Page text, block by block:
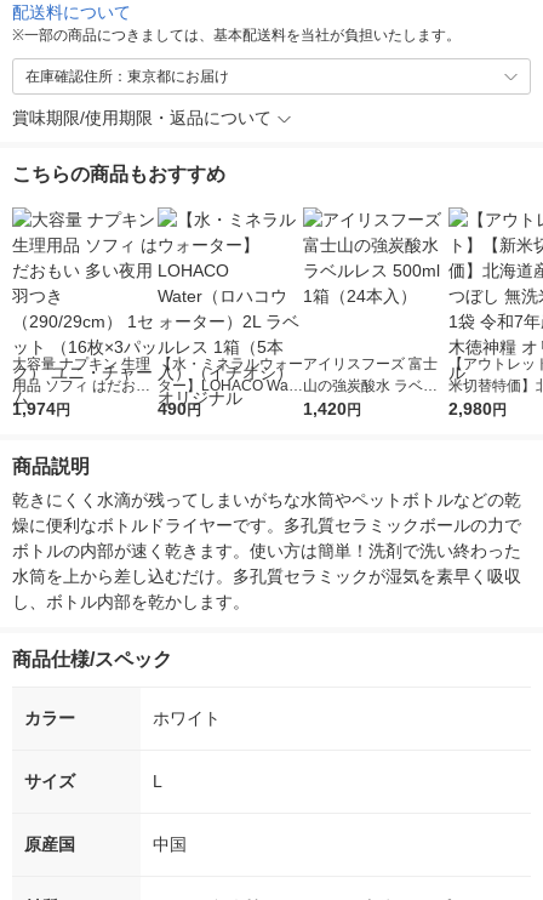
配送料について
※一部の商品につきましては、基本配送料を当社が負担いたします。
在庫確認住所：東京都にお届け
賞味期限/使用期限・返品について
こちらの商品もおすすめ
大容量 ナプキン 生理
用品 ソフィ はだおも
い 多い夜用 羽つき
ユニ・チャーム
1,974円
【水・ミネラルウォー
ター】LOHACO Wate
r（ロハコウォータ
490円
アイリスフーズ 富士
山の強炭酸水 ラベル
レス 500ml 1箱（24
1,420円
【アウトレッ
米切替特価】
ななつぼし 無
2,980円
商品説明
乾きにくく水滴が残ってしまいがちな水筒やペットボトルなどの乾
燥に便利なボトルドライヤーです。多孔質セラミックボールの力で
ボトルの内部が速く乾きます。使い方は簡単！洗剤で洗い終わった
水筒を上から差し込むだけ。多孔質セラミックが湿気を素早く吸収
し、ボトル内部を乾かします。
商品仕様/スペック
カラー ホワイト
サイズ L
原産国 中国